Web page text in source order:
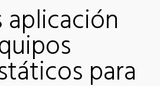
aplicación
para